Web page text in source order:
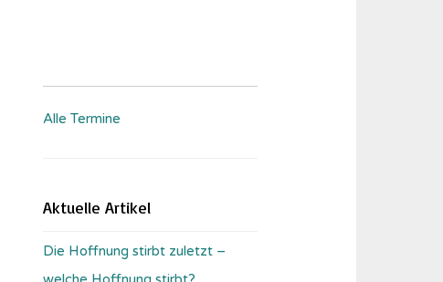
Alle Termine
Aktuelle Artikel
Die Hoffnung stirbt zuletzt –